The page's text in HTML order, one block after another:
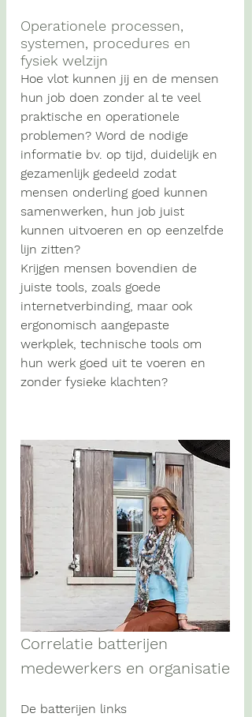
Operationele processen,
systemen, procedures en
fysiek welzijn
Hoe vlot kunnen jij en de mensen
hun job doen zonder al te veel
praktische en operationele
problemen? Word de nodige
informatie bv. op tijd, duidelijk en
gezamenlijk gedeeld zodat
mensen onderling goed kunnen
samenwerken, hun job juist
kunnen uitvoeren en op eenzelfde
lijn zitten?
Krijgen mensen bovendien de
juiste tools, zoals goede
internetverbinding, maar ook
ergonomisch aangepaste
werkplek, technische tools om
hun werk goed uit te voeren en
zonder fysieke klachten?
Correlatie batterijen
medewerkers en organisatie
De batterijen links